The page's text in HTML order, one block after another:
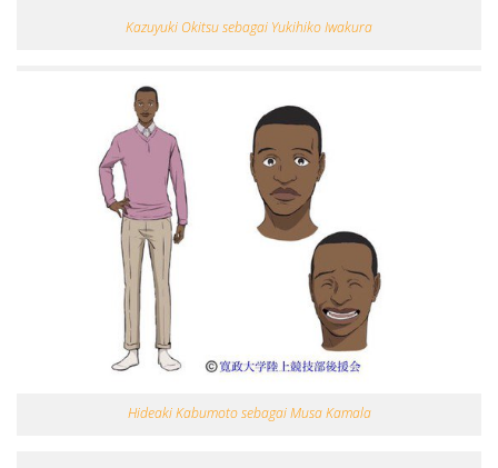
Kazuyuki Okitsu sebagai Yukihiko Iwakura
Hideaki Kabumoto sebagai Musa Kamala